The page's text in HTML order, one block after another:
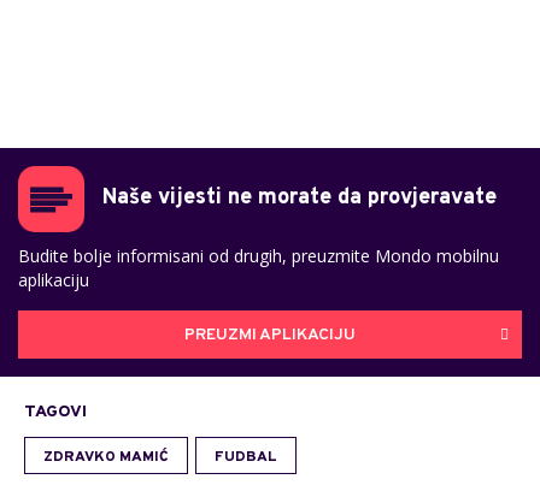
Naše vijesti ne morate da provjeravate
Budite bolje informisani od drugih, preuzmite Mondo mobilnu
aplikaciju
PREUZMI APLIKACIJU
TAGOVI
ZDRAVKO MAMIĆ FUDBAL